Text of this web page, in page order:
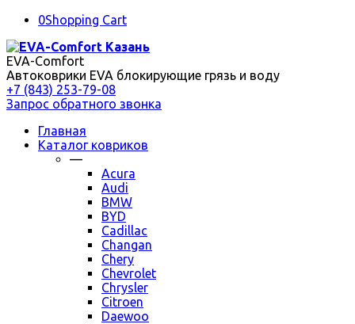
0Shopping Cart
EVA-Comfort
Автоковрики EVA блокирующие грязь и воду
+7 (843) 253-79-08
Запрос обратного звонка
Главная
Каталог ковриков
—
Acura
Audi
BMW
BYD
Cadillac
Changan
Chery
Chevrolet
Chrysler
Citroen
Daewoo